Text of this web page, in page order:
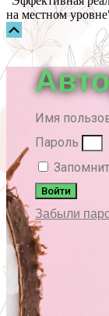
на местном
Прокрутка
вверх
Имя
Пароль
Войти
Забыли